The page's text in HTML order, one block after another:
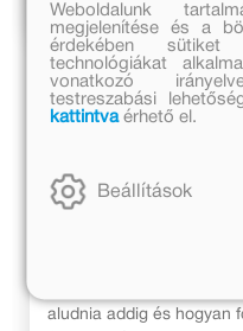
július 20.
Pöttyös Panni és
Kultkikötő,
Pöttyös Panni alig várja,
aludnia addig és hogyan
Weboldalunk
megjelenítése és a
érdekében
technológiákat
vonatkozó
testreszabási
kattintvaérhető el.
Beállítások